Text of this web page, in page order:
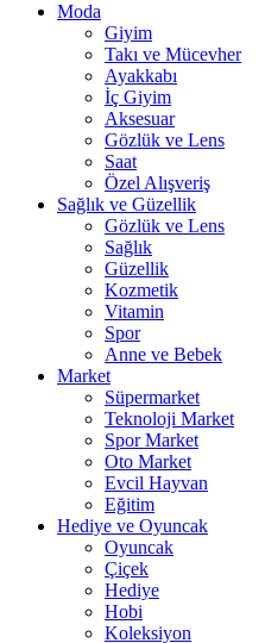
Moda
Giyim
Takı ve Mücevher
Ayakkabı
İç Giyim
Aksesuar
Gözlük ve Lens
Saat
Özel Alışveriş
Sağlık ve Güzellik
Gözlük ve Lens
Sağlık
Güzellik
Kozmetik
Vitamin
Spor
Anne ve Bebek
Market
Süpermarket
Teknoloji Market
Spor Market
Oto Market
Evcil Hayvan
Eğitim
Hediye ve Oyuncak
Oyuncak
Çiçek
Hediye
Hobi
Koleksiyon